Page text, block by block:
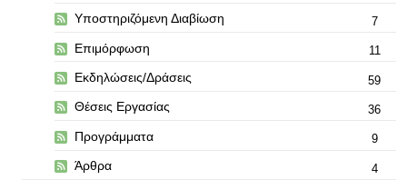
Υποστηριζόμενη Διαβίωση 7
Επιμόρφωση 11
Εκδηλώσεις/Δράσεις 59
Θέσεις Εργασίας 36
Προγράμματα 9
Άρθρα 4